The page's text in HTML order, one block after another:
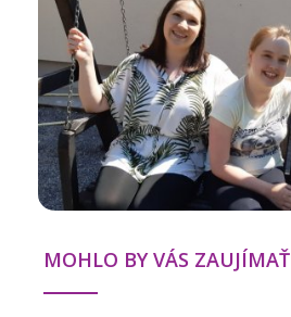
MOHLO BY VÁS ZAUJÍMAŤ